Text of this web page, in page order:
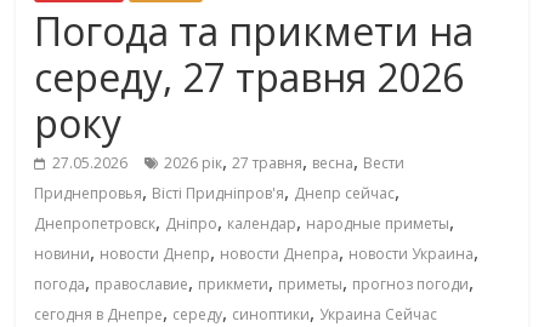
Погода та прикмети на
середу, 27 травня 2026
року
27.05.2026 2026 рік,27 травня, весна, Вести
Приднепровья, Вісті Придніпров'я, Днепр сейчас,
Днепропетровск, Дніпро, календар, народные приметы,
новини, новости Днепр, новости Днепра, новости Украина,
погода, православие, прикмети, приметы, прогноз погоди,
сегодня в Днепре, середу, синоптики, Украина Сейчас